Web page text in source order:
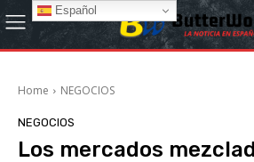
Home NEGOCIOS
NEGOCIOS
Los mercados
Español